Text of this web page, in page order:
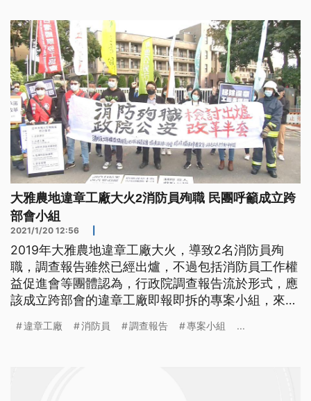
大雅農地違章工廠大火2消防員殉職 民團呼籲成立跨
部會小組
2021/1/20 12:56
2019年大雅農地違章工廠大火，導致2名消防員殉
職，調查報告雖然已經出爐，不過包括消防員工作權
益促進會等團體認為，行政院調查報告流於形式，應
該成立跨部會的違章工廠即報即拆的專案小組，來落
職消防員家屬謝偉智質疑，「他當初16年有執行這個
違章工廠 消防員 調查報告 專案小組 ...